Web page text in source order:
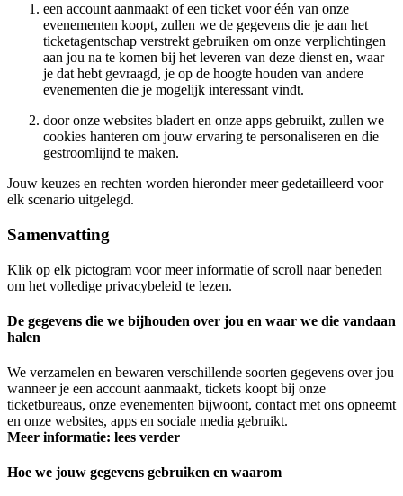
een account aanmaakt of een ticket voor één van onze
evenementen koopt, zullen we de gegevens die je aan het
ticketagentschap verstrekt gebruiken om onze verplichtingen
aan jou na te komen bij het leveren van deze dienst en, waar
je dat hebt gevraagd, je op de hoogte houden van andere
evenementen die je mogelijk interessant vindt.
door onze websites bladert en onze apps gebruikt, zullen we
cookies hanteren om jouw ervaring te personaliseren en die
gestroomlijnd te maken.
Jouw keuzes en rechten worden hieronder meer gedetailleerd voor
elk scenario uitgelegd.
Samenvatting
Klik op elk pictogram voor meer informatie of scroll naar beneden
om het volledige privacybeleid te lezen.
De gegevens die we bijhouden over jou en waar we die vandaan
halen
We verzamelen en bewaren verschillende soorten gegevens over jou
wanneer je een account aanmaakt, tickets koopt bij onze
ticketbureaus, onze evenementen bijwoont, contact met ons opneemt
en onze websites, apps en sociale media gebruikt.
Meer informatie: lees verder
Hoe we jouw gegevens gebruiken en waarom